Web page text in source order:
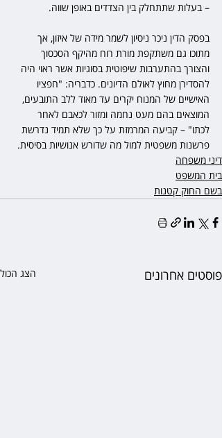
– בעלות שתתחלק בין הצדדים באופן שווה.
בפסק הדין ניכר ניסיון לשמר מידה של איזון, אך
מתוכו גם משתקפת מורת רוח מהיקף הסכסוך
והצורך בהתערבות שיפוטית בסוגיות אשר ראוי היה
להסדירן מחוץ לאולם הדיונים. כדבריה: "חפציו
האישיים של המנוח יקרים עד מאוד ללב התובעים,
המוצאים בהם מעט נחמה ומזור לכאבם לאחר
לכתו" – קביעה המרמזת על כך שלא תמיד נדרשת
פרשנות משפטית למול מה שדורש אנושיות בסיסית.
דיני משפחה
בית המשפט
בשם החוק קטנות
פוסטים אחרונים הצג הכול